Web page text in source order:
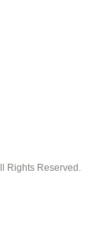
Rights Reserved.